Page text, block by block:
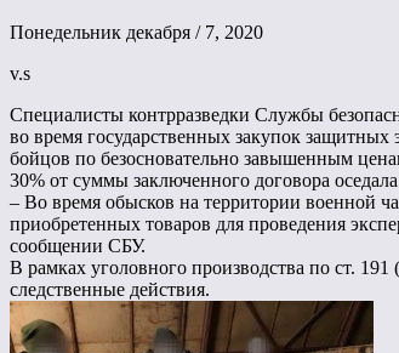
Понедельник декабря / 7, 2020
v.s
Специалисты контрразведки Службы
во время государственных закупок
бойцов по безосновательно завышенным
30% от суммы заключенного договора
– Во время обысков на территории военной
приобретенных товаров для проведения
сообщении СБУ.
В рамках уголовного производства по ст.
следственные действия.